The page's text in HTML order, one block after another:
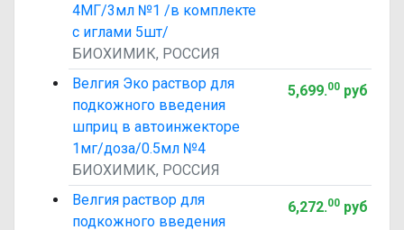
4МГ/3мл №1 /в комплекте
с иглами 5шт/
БИОХИМИК, РОССИЯ
Велгия Эко раствор для
подкожного введения
шприц в автоинжекторе
1мг/доза/0.5мл №4
БИОХИМИК, РОССИЯ
5,699.00руб
Велгия раствор для
подкожного введения
6,272.00руб